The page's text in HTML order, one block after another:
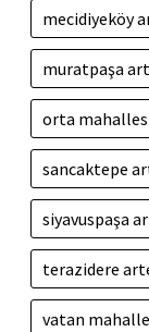
mecidiyeköy
muratpaşa
orta
sancaktepe
siyavuspaşa
terazidere
vatan